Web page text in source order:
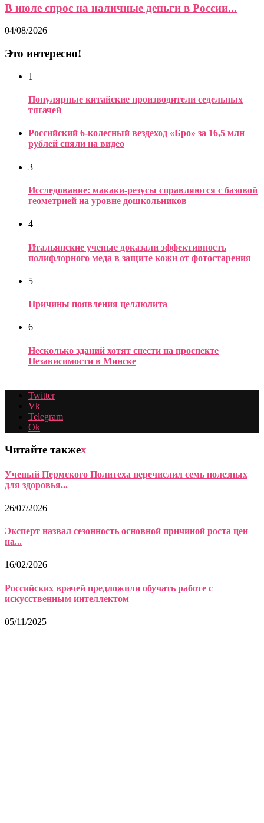
В июле спрос на наличные деньги в России...
04/08/2026
Это интересно!
1
Популярные китайские производители седельных
тягачей
Российский 6-колесный вездеход «Бро» за 16,5 млн
рублей сняли на видео
3
Исследование: макаки-резусы справляются с базовой
геометрией на уровне дошкольников
4
Итальянские ученые доказали эффективность
полифлорного меда в защите кожи от фотостарения
5
Причины появления целлюлита
6
Несколько зданий хотят снести на проспекте
Независимости в Минске
Twitter
Vk
Telegram
Ok
Читайте такжеx
Ученый Пермского Политеха перечислил семь полезных
для здоровья...
26/07/2026
Эксперт назвал сезонность основной причиной роста цен
на...
16/02/2026
Российских врачей предложили обучать работе с
искусственным интеллектом
05/11/2025